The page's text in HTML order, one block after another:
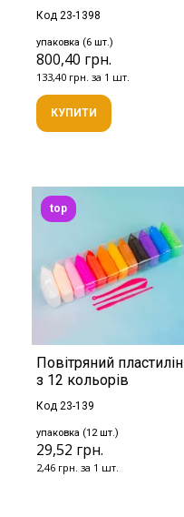
Код 23-1398
упаковка (6 шт.)
800,40 грн.
133,40 грн. за 1 шт.
КУПИТИ
Повітряний пластилін
з 12 кольорів
Код 23-139
упаковка (12 шт.)
29,52 грн.
2,46 грн. за 1 шт.
top